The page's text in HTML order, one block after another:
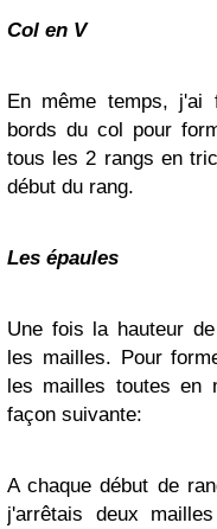
Col en V
En même temps, j'ai
bords du col pour
tous les 2 rangs en
début du rang.
Les épaules
Une fois la hauteur
les mailles. Pour
les mailles toutes en
façon suivante:
A chaque début de
j'arrêtais deux